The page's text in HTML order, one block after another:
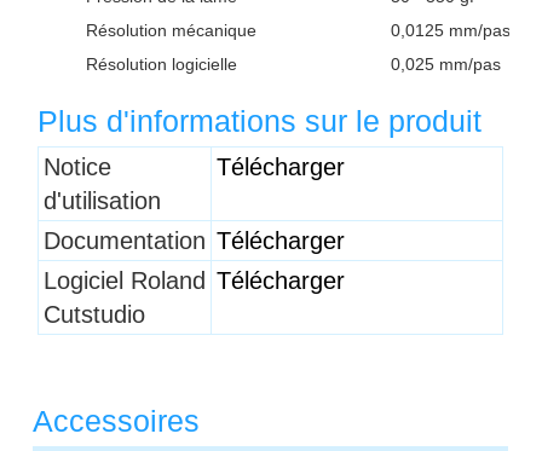
Résolution mécanique
0,0125 mm/pas
Résolution logicielle
0,025 mm/pas
Plus d'informations sur le produit
Notice
d'utilisation
Télécharger
Documentation Télécharger
Logiciel Roland
Cutstudio
Télécharger
Accessoires